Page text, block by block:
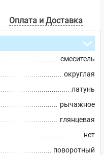
Оплата и Доставка
смеситель
округлая
латунь
рычажное
глянцевая
нет
поворотный